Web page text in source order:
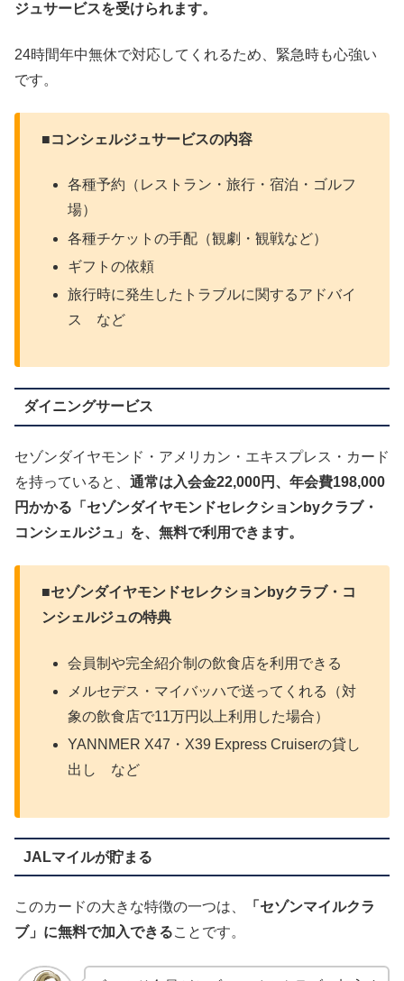
ジュサービスを受けられます。
24時間年中無休で対応してくれるため、緊急時も心強い
です。
■コンシェルジュサービスの内容
各種予約（レストラン・旅行・宿泊・ゴルフ
場）
各種チケットの手配（観劇・観戦など）
ギフトの依頼
旅行時に発生したトラブルに関するアドバイ
ス など
ダイニングサービス
セゾンダイヤモンド・アメリカン・エキスプレス・カード
を持っていると、 通常は入会金22,000円、年会費198,000
円かかる「セゾンダイヤモンドセレクションbyクラブ・
コンシェルジュ」を、無料で利用できます。
■セゾンダイヤモンドセレクションbyクラブ・コ
ンシェルジュの特典
会員制や完全紹介制の飲食店を利用できる
メルセデス・マイバッハで送ってくれる（対
象の飲食店で11万円以上利用した場合）
YANNMER X47・X39 Express Cruiserの貸し
出し など
JALマイルが貯まる
このカードの大きな特徴の一つは、
「セゾンマイルクラ
ブ」に無料で加入できることです。